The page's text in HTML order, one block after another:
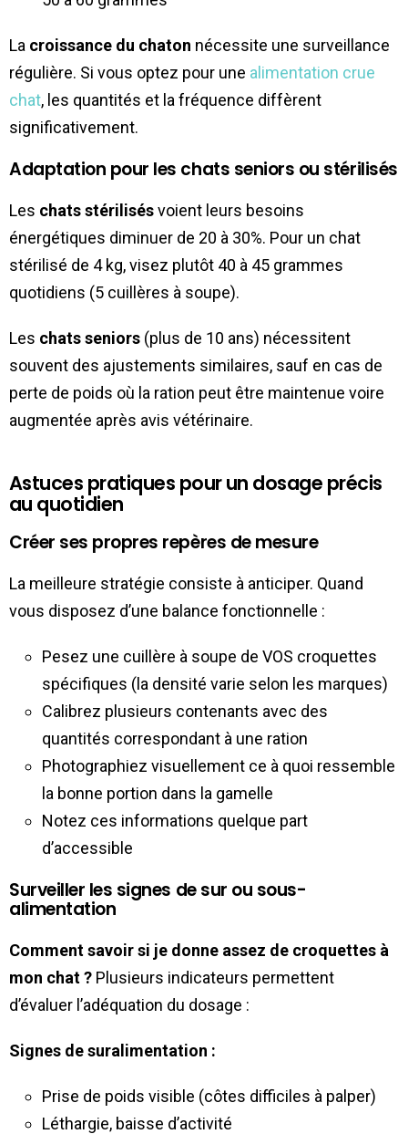
La croissance du chaton nécessite une surveillance
régulière. Si vous optez pour une alimentation crue
chat, les quantités et la fréquence diffèrent
significativement.
Adaptation pour les chats seniors ou stérilisés
Les chats stérilisésvoient leurs besoins
énergétiques diminuer de 20 à 30%. Pour un chat
stérilisé de 4 kg, visez plutôt 40 à 45 grammes
quotidiens (5 cuillères à soupe).
Les chats seniors (plus de 10 ans) nécessitent
souvent des ajustements similaires, sauf en cas de
perte de poids où la ration peut être maintenue voire
augmentée après avis vétérinaire.
Astuces pratiques pour un dosage précis
au quotidien
Créer ses propres repères de mesure
La meilleure stratégie consiste à anticiper. Quand
vous disposez d’une balance fonctionnelle :
Pesez une cuillère à soupe de VOS croquettes
spécifiques (la densité varie selon les marques)
Calibrez plusieurs contenants avec des
quantités correspondant à une ration
Photographiez visuellement ce à quoi ressemble
la bonne portion dans la gamelle
Notez ces informations quelque part
d’accessible
Surveiller les signes de sur ou sous-
alimentation
Comment savoir si je donne assez de croquettes à
mon chat ? Plusieurs indicateurs permettent
d’évaluer l’adéquation du dosage :
Signes de suralimentation :
Prise de poids visible (côtes difficiles à palper)
Léthargie, baisse d’activité